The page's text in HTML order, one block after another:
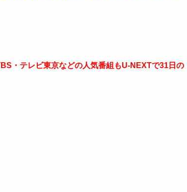
・テレビ東京などの人気番組もU-NEXTで31日の